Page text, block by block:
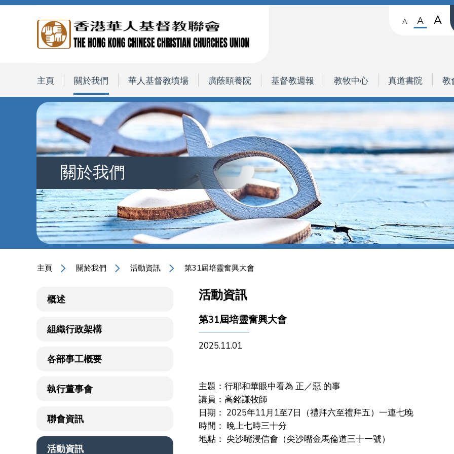
A A A
主頁 關於我們 華人基督教墳場 廣蔭頤養院 基督教週報 教牧中心 真道書院 教
關於我們
主頁 關於我們 活動資訊 第31屆培靈奮興大會
概述
組織行政架構
各部事工概要
執行董事會
聯會資訊
活動資訊
活動資訊
第31屆培靈奮興大會
2025.11.01
主題：行耶和華眼中看為 正／惡 的事
講員：高銘謙牧師
日期： 2025年11月1至7日（禮拜六至禮拜五）一連七晚
時間： 晚上七時三十分
地點： 尖沙嘴浸信會（尖沙嘴金馬倫道三十一號）